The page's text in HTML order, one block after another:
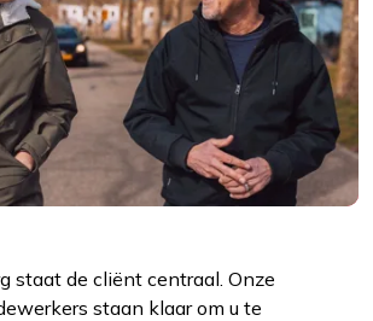
staat de cliënt centraal. Onze
staan klaar om u te